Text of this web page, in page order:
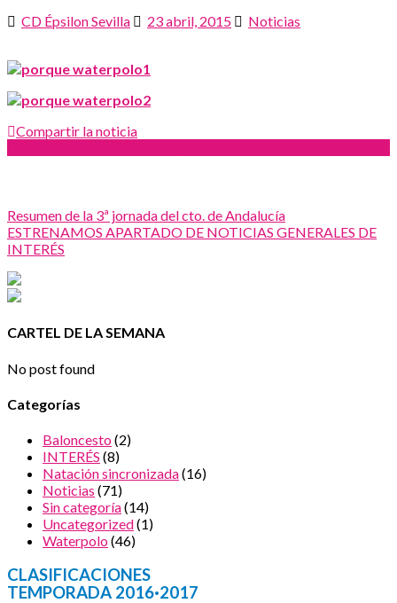
CD Épsilon Sevilla 23 abril, 2015 Noticias
Compartir la noticia
Resumen de la 3ª jornada del cto. de Andalucía
ESTRENAMOS APARTADO DE NOTICIAS GENERALES DE
INTERÉS
CARTEL DE LA SEMANA
No post found
Categorías
Baloncesto(2)
INTERÉS (8)
Natación sincronizada(16)
Noticias (71)
Sin categoría(14)
Uncategorized(1)
Waterpolo(46)
CLASIFICACIONES
TEMPORADA 2016·2017